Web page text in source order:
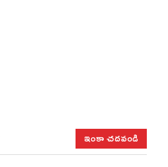
ఇంకా చదవండి